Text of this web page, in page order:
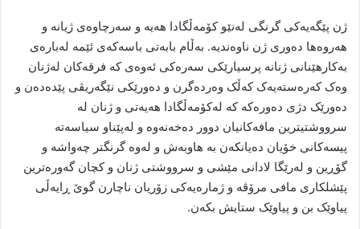
ژن پێگەیەکی گرنگی لەنێو کۆمەڵگادا هەیە و سەرچاوەی ژیانە و
هەروەها دەوری ژن ناوەندیە. بەڵام بابەتی باسەکەی ئێمە لەبارەی
بەکارهێنانی ژنانە پرسیارێکی سەرەکی ئەوەی کە فرقەکان لەژنان
وەک کەرەستەیەک کەڵک وەردەگرن و دەورێکی نێگەریڤی پێدەدەن و
دەورێک دژی دەورەکە کە لەکۆمەڵگادا هەیەتی و ژنان لە
سرووشتیترین مافەکانیان دوور دەخەنەوە و لەپێناو سیاسەتە
پیسەکانی خۆیان دەیانکەن بە هاوبەش و لەوە گرنگتر چەواشە و
گۆڕین و لەرێگا لادانی مێشی و سرووشتی ژنان و کچان گەورەترین
پێشلکاری مافی مرۆڤە و ژمارەیەکی زۆریان ناچارن گوێ ڕایەڵی
پیاوێک بن و پیاوێک ستایش بکەن.